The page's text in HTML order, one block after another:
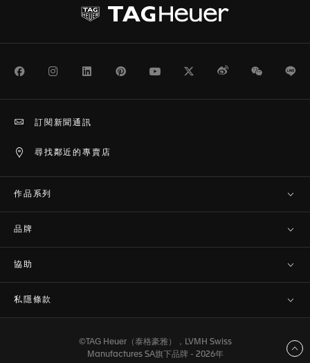
FacebookInstagramLinkedInPinterestYoutubeTwitterWeiboWeChat
尋找鄰近的專賣店
訂閱新聞通訊
作品系列
品牌
協助
私隱條款
©TAG Heuer（泰格豪雅），LVMH Swiss
Manufactures SA旗下品牌 - 2026年
返回頂部